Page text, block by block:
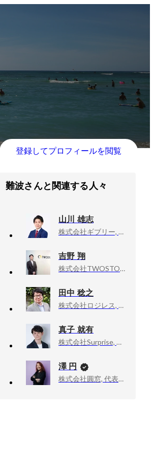
登録してプロフィールを閲覧
難波さんと関連する人々
山川 雄志
株式会社ギブリー, 取締役
吉野 翔
株式会社TWOSTONE&Sons, 執行役員
田中 稔之
株式会社ロジレス, 取締役
真子 就有
株式会社Surprise, 代表取締役
澤 円
株式会社圓窓, 代表取締役